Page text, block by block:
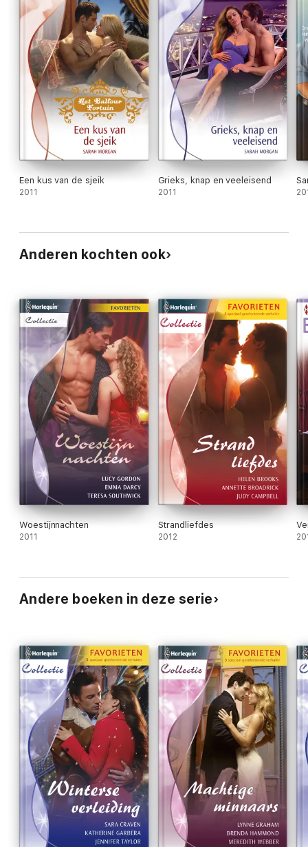
Een kus van de sjeik
2011
Grieks, knap en veeleisend
2011
Anderen kochten ook
Woestijnnachten
2011
Strandliefdes
2012
Andere boeken in deze serie